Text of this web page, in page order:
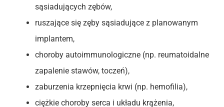
sąsiadujących zębów,
ruszające się zęby sąsiadujące z planowanym
implantem,
choroby autoimmunologiczne (np. reumatoidalne
zapalenie stawów, toczeń),
zaburzenia krzepnięcia krwi (np. hemofilia),
ciężkie choroby serca i układu krążenia,